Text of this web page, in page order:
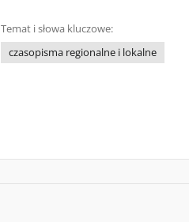
Temat i słowa kluczowe:
czasopisma regionalne i lokalne